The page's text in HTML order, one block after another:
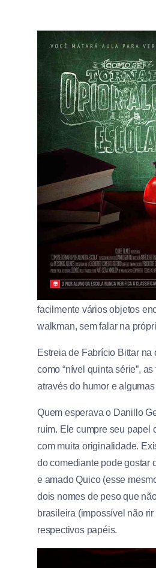
facilmente vários objetos
walkman, sem falar na
Estreia de Fabrício Bittar
como “nível quinta série”,
através do humor e
Quem esperava o Danillo
ruim. Ele cumpre seu papel
com muita originalidade.
do comediante pode gostar
e amado Quico (esse
dois nomes de peso que
brasileira (impossível não
respectivos papéis.